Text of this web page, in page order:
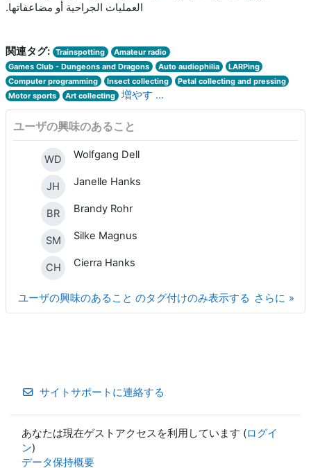
العمليات الجراحية أو مضاعفاتها.
関連タグ: Trainspotting
Amateur radio
Games Club - Dungeons and Dragons
Auto audiophilia
LARPing
Computer programming
Insect collecting
Petal collecting and pressing
Motor sports
Art collecting 増やす ...
ユーザの興味のあること
WD Wolfgang Dell
JH Janelle Hanks
BR Brandy Rohr
SM Silke Magnus
CH Cierra Hanks
さらに
ユーザの興味のあること のタグ付けのみ表示する
サイトサポートに連絡する
あなたは現在ゲストアクセスを利用しています (ログイ
ン)
データ保持概要